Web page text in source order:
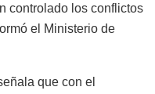
controlado los conflictos
el Ministerio de
que con el